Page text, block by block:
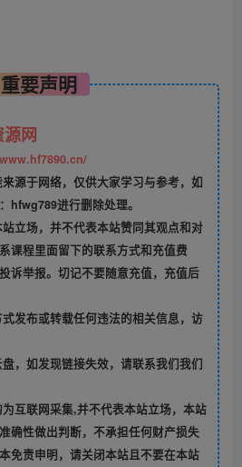
重要声明
网
源于网络，仅供大家学习与参考，如
hfwg789进行删除处理。
立场，并不代表本站赞同其观点和对
课程里面留下的联系方式和充值费
诉举报。切记不要随意充值，充值后
发布或转载任何违法的相关信息，访
，如发现链接失效，请联系我们我们
互联网采集,并不代表本站立场，本站
确性做出判断，不承担任何财产损失
免责申明，请关闭本站且不要在本站